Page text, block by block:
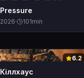
Pressure
2026· 101min
6.2
Кіллхаус